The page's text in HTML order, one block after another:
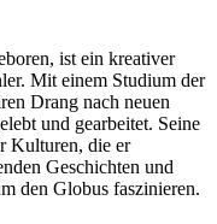
ist ein kreativer
Mit einem Studium der
Drang nach neuen
und gearbeitet. Seine
Kulturen, die er
Geschichten und
den Globus faszinieren.